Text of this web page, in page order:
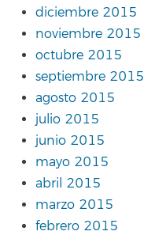
diciembre 2015
noviembre 2015
octubre 2015
septiembre 2015
agosto 2015
julio 2015
junio 2015
mayo 2015
abril 2015
marzo 2015
febrero 2015